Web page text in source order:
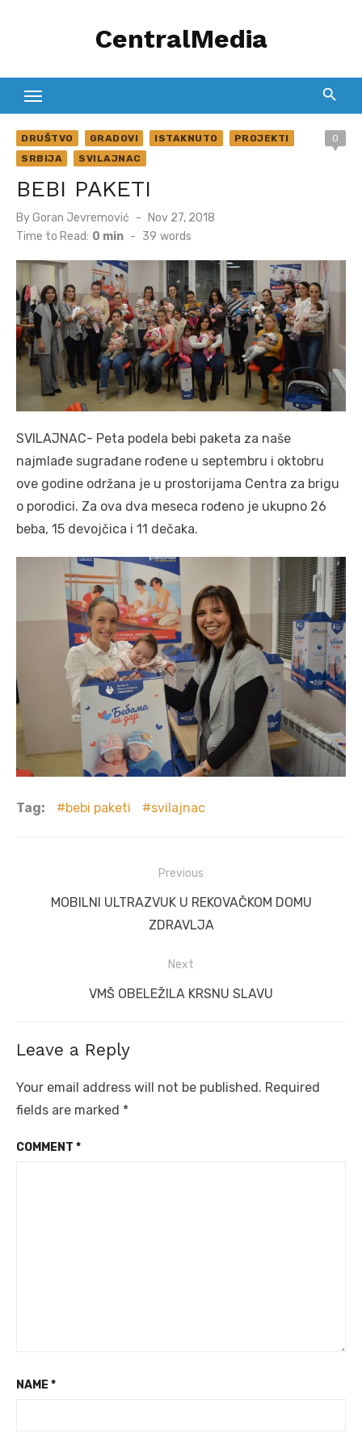
CentralMedia
DRUŠTVO GRADOVI ISTAKNUTO
PROJEKTI
SRBIJA
SVILAJNAC
0
BEBI PAKETI
ByGoran Jevremović
Posted
on
Nov 27, 2018
Time to Read: 0 min - 39 words
SVILAJNAC- Peta podela bebi paketa za naše
najmlađe sugrađane rođene u septembru i oktobru
ove godine održana je u prostorijama Centra za brigu
o porodici. Za ova dva meseca rođeno je ukupno 26
beba, 15 devojčica i 11 dečaka.
Tag: bebi paketi svilajnac
navigation
Previous
PreviousMOBILNI ULTRAZVUK U REKOVAČKOM DOMU
ZDRAVLJA
Next
Next
VMŠ OBELEŽILA KRSNU SLAVU
Leave a Reply
Your email address will not be published. Required
fields are marked *
COMMENT *
NAME *